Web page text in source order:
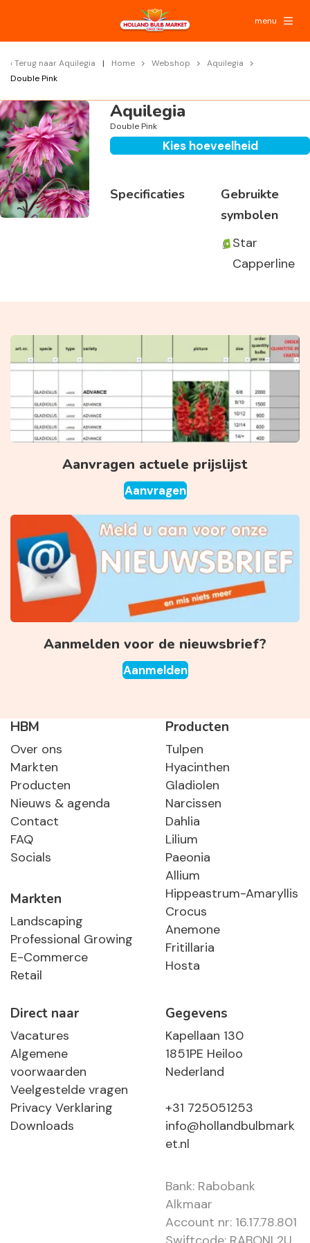
menu
Terug naarAquilegia Home Webshop
Aquilegia
Double Pink
Aquilegia
Double Pink
Kies hoeveelheid
Specificaties
Gebruikte
symbolen
Star
Capperline
Aanvragen actuele prijslijst
Aanvragen
Aanmelden voor de nieuwsbrief?
Aanmelden
HBM
Over ons
Markten
Producten
Nieuws & agenda
Contact
FAQ
Socials
Markten
Landscaping
Professional Growing
E-Commerce
Retail
Producten
Tulpen
Hyacinthen
Gladiolen
Narcissen
Dahlia
Lilium
Paeonia
Allium
Hippeastrum-Amaryllis
Crocus
Anemone
Fritillaria
Hosta
Direct naar
Vacatures
Algemene
voorwaarden
Veelgestelde vragen
Privacy Verklaring
Downloads
Gegevens
Kapellaan 130
1851PE Heiloo
Nederland
+31 725051253
info@hollandbulbmark
et.nl
Bank: Rabobank
Alkmaar
Account nr: 16.17.78.801